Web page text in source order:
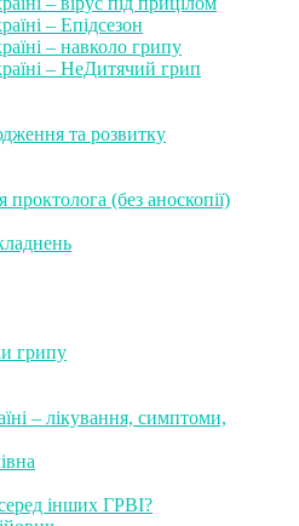
– Епідсезон
– навколо грипу
– НеДитячий грип
та розвитку
(без аноскопії)
грипу
– лікування, симптоми,
інших ГРВІ?